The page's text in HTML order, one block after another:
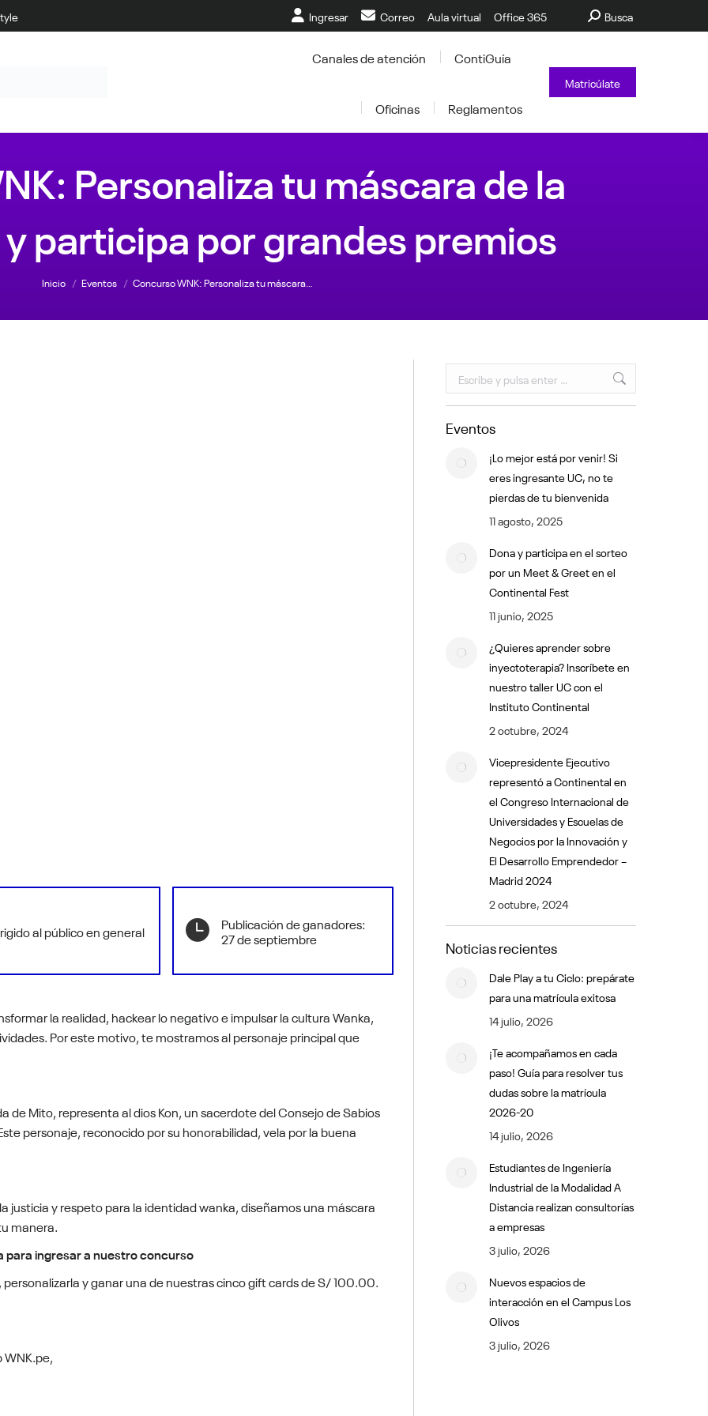
Ingresar Correo Aula virtual Office 365 Buscar:
Busca
Canales de atención ContiGuía
Oficinas Reglamentos
Matricúlate
Personaliza tu máscara de la
participa por grandes premios
Inicio Eventos Concurso WNK: Personaliza tu máscara…
al público en general Publicación de ganadores:
27 de septiembre
la realidad, hackear lo negativo e impulsar la cultura Wanka,
Por este motivo, te mostramos al personaje principal que
de Mito, representa al dios Kon, un sacerdote del Consejo de Sabios
personaje, reconocido por su honorabilidad, vela por la buena
justicia y respeto para la identidad wanka, diseñamos una máscara
manera.
para ingresar a nuestro concurso
y ganar una de nuestras cinco gift cards de S/ 100.00.
Buscar:
Eventos
¡Lo mejor está por venir! Si
eres ingresante UC, no te
pierdas de tu bienvenida
11 agosto, 2025
Dona y participa en el sorteo
por un Meet & Greet en el
Continental Fest
11 junio, 2025
¿Quieres aprender sobre
inyectoterapia? Inscríbete en
nuestro taller UC con el
Instituto Continental
2 octubre, 2024
Vicepresidente Ejecutivo
representó a Continental en
el Congreso Internacional de
Universidades y Escuelas de
Negocios por la Innovación y
El Desarrollo Emprendedor –
Madrid 2024
2 octubre, 2024
Noticias recientes
Dale Play a tu Ciclo: prepárate
para una matrícula exitosa
14 julio, 2026
¡Te acompañamos en cada
paso! Guía para resolver tus
dudas sobre la matrícula
2026-20
14 julio, 2026
Estudiantes de Ingeniería
Industrial de la Modalidad A
Distancia realizan consultorías
a empresas
3 julio, 2026
Nuevos espacios de
interacción en el Campus Los
Olivos
3 julio, 2026